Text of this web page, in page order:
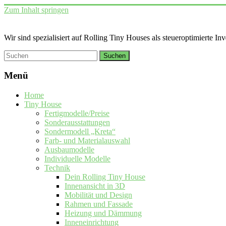
Zum Inhalt springen
Wir sind spezialisiert auf Rolling Tiny Houses als steueroptimierte
Menü
Home
Tiny House
Fertigmodelle/Preise
Sonderausstattungen
Sondermodell „Kreta“
Farb- und Materialauswahl
Ausbaumodelle
Individuelle Modelle
Technik
Dein Rolling Tiny House
Innenansicht in 3D
Mobilität und Design
Rahmen und Fassade
Heizung und Dämmung
Inneneinrichtung